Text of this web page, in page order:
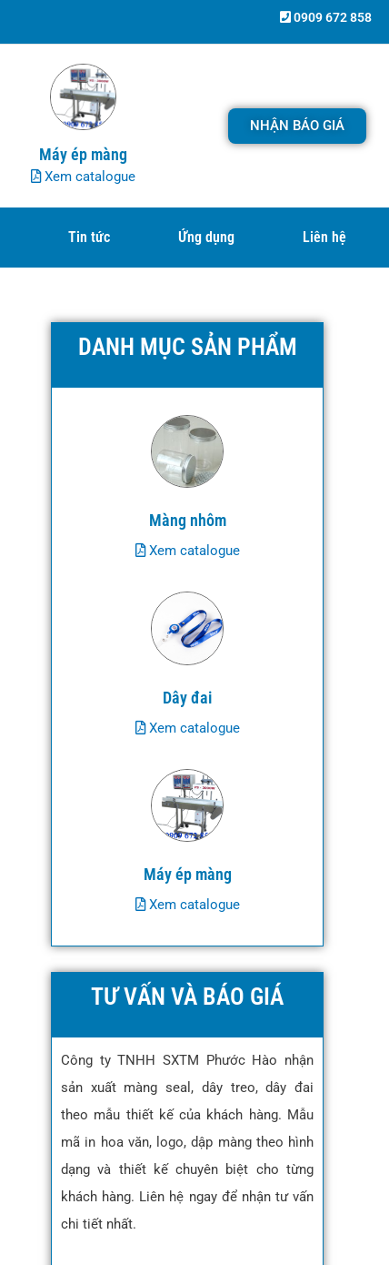
0909 672 858
Máy ép màng
Xem catalogue
NHẬN BÁO GIÁ
Tin tức Ứng dụng Liên hệ
DANH MỤC SẢN PHẨM
Màng nhôm
Xem catalogue
Dây đai
Xem catalogue
Máy ép màng
Xem catalogue
TƯ VẤN VÀ BÁO GIÁ
Công ty TNHH SXTM Phước Hào nhận
sản xuất màng seal, dây treo, dây đai
theo mẫu thiết kế của khách hàng. Mẫu
mã in hoa văn, logo, dập màng theo hình
dạng và thiết kế chuyên biệt cho từng
khách hàng. Liên hệ ngay để nhận tư vấn
chi tiết nhất.